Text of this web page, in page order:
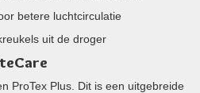
betere luchtcirculatie
uit de droger
ProTex Plus. Dit is een uitgebreide